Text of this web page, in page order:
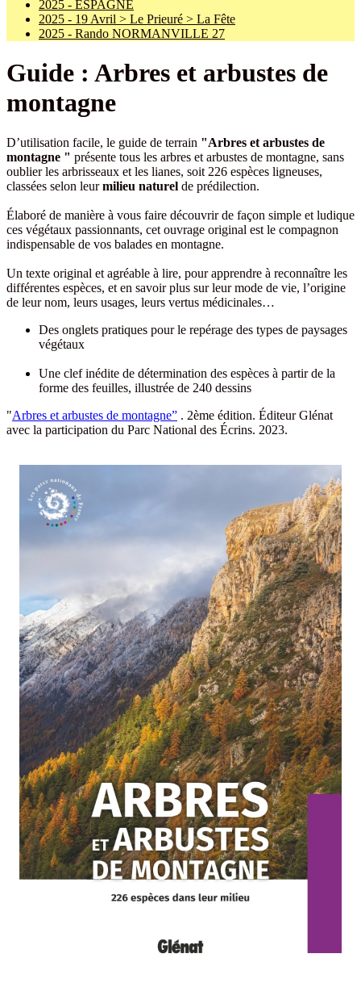
2025 - ESPAGNE
2025 - 19 Avril > Le Prieuré > La Fête
2025 - Rando NORMANVILLE 27
Guide : Arbres et arbustes de
montagne
D’utilisation facile, le guide de terrain "Arbres et arbustes de
montagne " présente tous les arbres et arbustes de montagne, sans
oublier les arbrisseaux et les lianes, soit 226 espèces ligneuses,
classées selon leurmilieu naturel de prédilection.
Élaboré de manière à vous faire découvrir de façon simple et ludique
ces végétaux passionnants, cet ouvrage original est le compagnon
indispensable de vos balades en montagne.
Un texte original et agréable à lire, pour apprendre à reconnaître les
différentes espèces, et en savoir plus sur leur mode de vie, l’origine
de leur nom, leurs usages, leurs vertus médicinales…
Des onglets pratiques pour le repérage des types de paysages
végétaux
Une clef inédite de détermination des espèces à partir de la
forme des feuilles, illustrée de 240 dessins
"Arbres et arbustes de montagne” . 2ème édition. Éditeur Glénat
avec la participation du Parc National des Écrins. 2023.